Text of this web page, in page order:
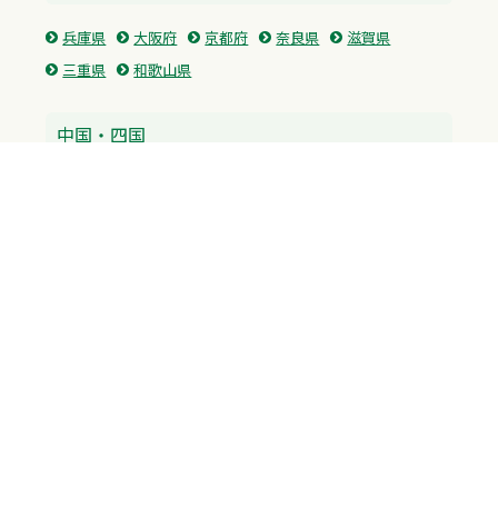
兵庫県 大阪府 京都府 奈良県
滋賀県
三重県
和歌山県
中国・四国